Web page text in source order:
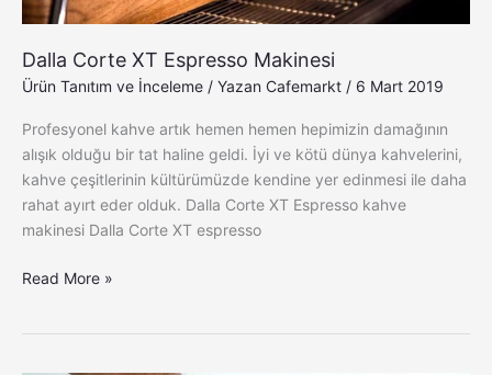
Dalla Corte XT Espresso Makinesi
Ürün Tanıtım ve İnceleme / Yazan Cafemarkt / 6 Mart 2019
Profesyonel kahve artık hemen hemen hepimizin damağının
alışık olduğu bir tat haline geldi. İyi ve kötü dünya kahvelerini,
kahve çeşitlerinin kültürümüzde kendine yer edinmesi ile daha
rahat ayırt eder olduk. Dalla Corte XT Espresso kahve
makinesi Dalla Corte XT espresso
Read More »